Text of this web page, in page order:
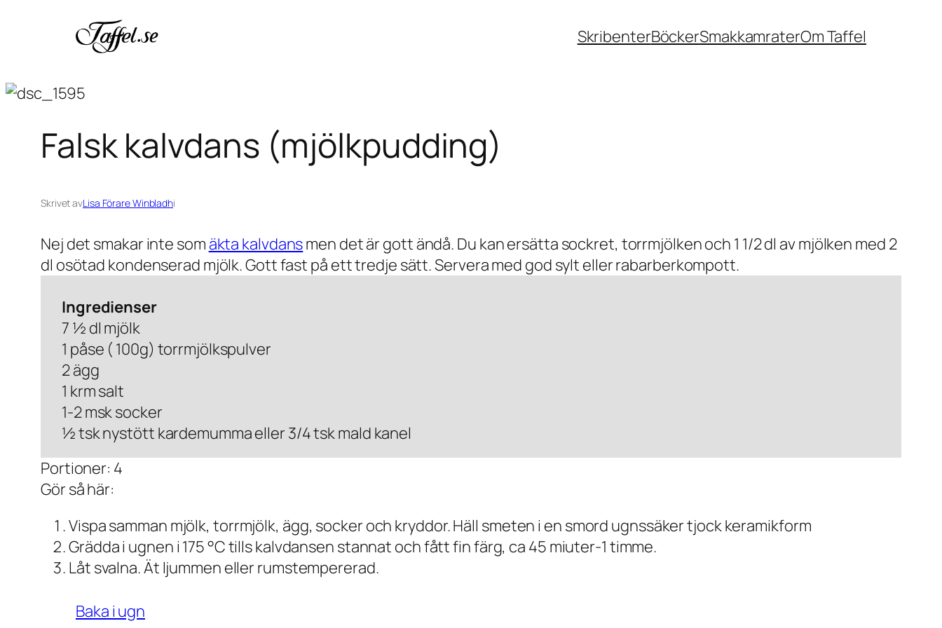
SkribenterBöckerSmakkamraterOm Taffel
Falsk kalvdans (mjölkpudding)
Skrivet avLisa Förare Winbladhi
Nej det smakar inte som äkta kalvdansmen det är gott ändå. Du kan ersätta sockret, torrmjölken och 1 1/2 dl av mjölken med 2
dl osötad kondenserad mjölk. Gott fast på ett tredje sätt. Servera med god sylt eller rabarberkompott.
Ingredienser
7 ½ dl mjölk
1 påse ( 100g) torrmjölkspulver
2 ägg
1 krm salt
1-2 msk socker
½ tsk nystött kardemumma eller 3/4 tsk mald kanel
Portioner: 4
Gör så här:
Vispa samman mjölk, torrmjölk, ägg, socker och kryddor. Häll smeten i en smord ugnssäker tjock keramikform
Grädda i ugnen i 175 °C tills kalvdansen stannat och fått fin färg, ca 45 miuter-1 timme.
Låt svalna. Ät ljummen eller rumstempererad.
Baka i ugn